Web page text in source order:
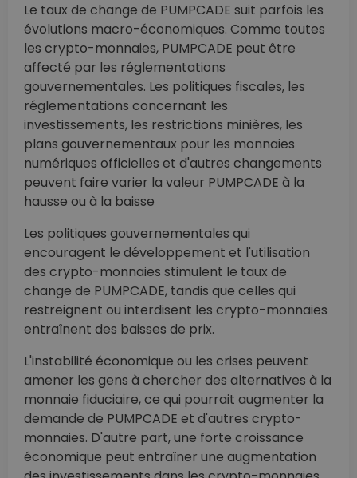
Le taux de change de PUMPCADE suit parfois les
évolutions macro-économiques. Comme toutes
les crypto-monnaies, PUMPCADE peut être
affecté par les réglementations
gouvernementales. Les politiques fiscales, les
réglementations concernant les
investissements, les restrictions minières, les
plans gouvernementaux pour les monnaies
numériques officielles et d'autres changements
peuvent faire varier la valeur PUMPCADE à la
hausse ou à la baisse
Les politiques gouvernementales qui
encouragent le développement et l'utilisation
des crypto-monnaies stimulent le taux de
change de PUMPCADE, tandis que celles qui
restreignent ou interdisent les crypto-monnaies
entraînent des baisses de prix.
L'instabilité économique ou les crises peuvent
amener les gens à chercher des alternatives à la
monnaie fiduciaire, ce qui pourrait augmenter la
demande de PUMPCADE et d'autres crypto-
monnaies. D'autre part, une forte croissance
économique peut entraîner une augmentation